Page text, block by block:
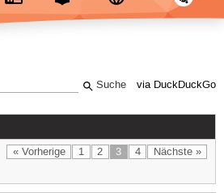
via DuckDuckGo
« Vorherige 1 2 3 4 Nächste »